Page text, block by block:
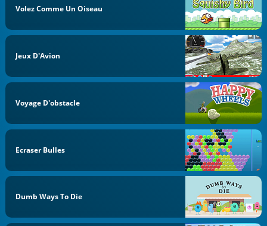
Volez Comme Un Oiseau
Jeux D'Avion
Voyage D'obstacle
Ecraser Bulles
Dumb Ways To Die